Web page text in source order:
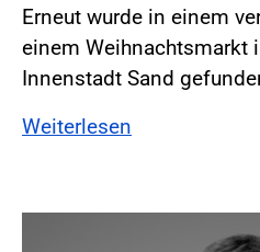
Erneut wurde in einem
einem Weihnachtsmarkt
Innenstadt Sand
Weiterlesen